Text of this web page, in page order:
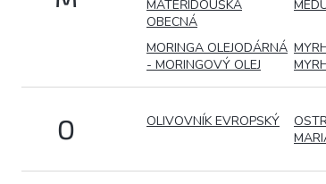
MATEŘÍDOUŠKA
OBECNÁ
MORINGA OLEJODÁRNÁ
- MORINGOVÝ OLEJ
O OLIVOVNÍK EVROPSKÝ